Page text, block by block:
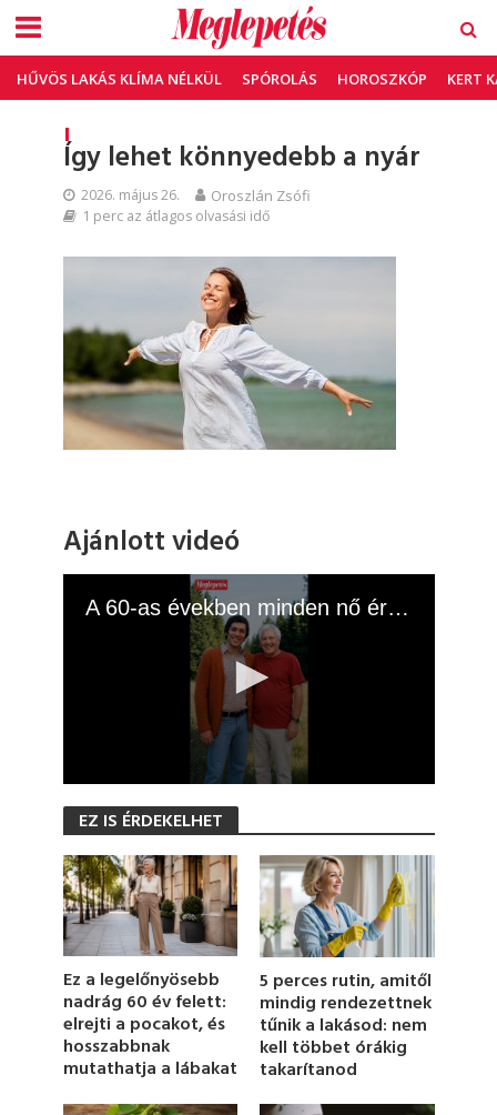
HŰVÖS LAKÁS KLÍMA NÉLKÜL SPÓROLÁS HOROSZKÓP KERT
Így lehet könnyedebb a nyár
2026. május 26. Oroszlán Zsófi
1 perc az átlagos olvasási idő
Ajánlott videó
A 60-as években minden nő értük rajongott
s
o
n
d
s
o
9
s
e
c
o
n
s
EZ IS ÉRDEKELHET
Ez a legelőnyösebb
nadrág 60 év felett:
elrejti a pocakot, és
hosszabbnak
mutathatja a lábakat
5 perces rutin, amitől
mindig rendezettnek
tűnik a lakásod: nem
kell többet órákig
takarítanod